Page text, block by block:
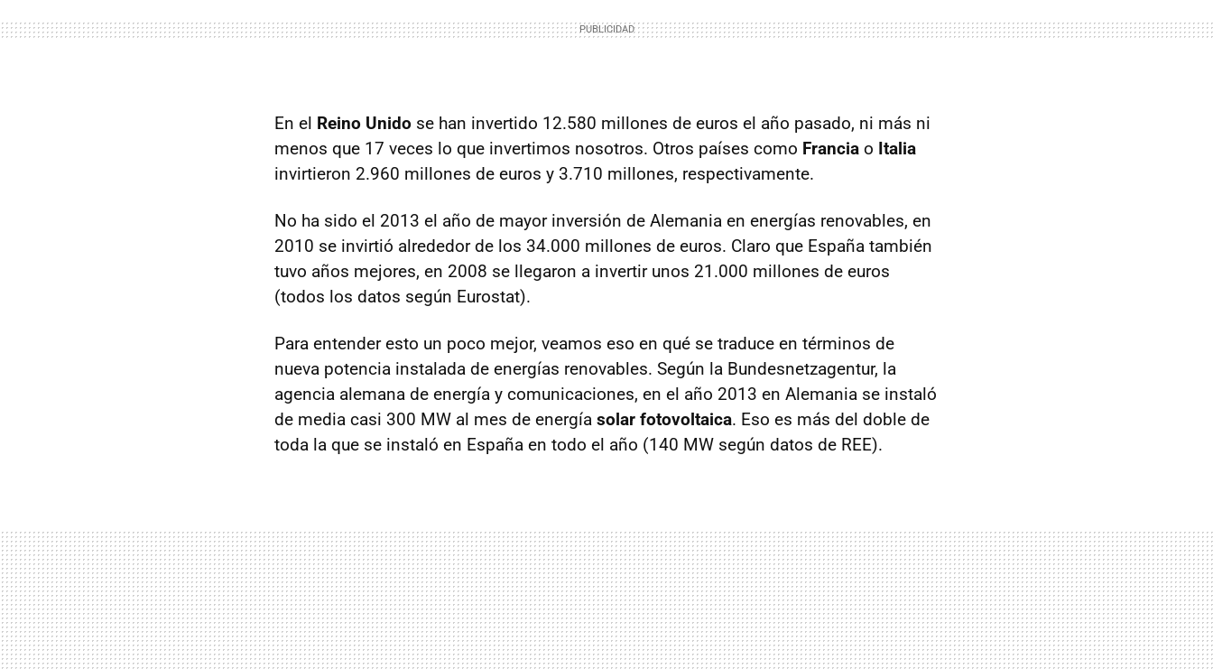
En el Reino Unido se han invertido 12.580 millones de euros el año pasado, ni más ni
menos que 17 veces lo que invertimos nosotros. Otros países como Francia o Italia
invirtieron 2.960 millones de euros y 3.710 millones, respectivamente.
No ha sido el 2013 el año de mayor inversión de Alemania en energías renovables, en
2010 se invirtió alrededor de los 34.000 millones de euros. Claro que España también
tuvo años mejores, en 2008 se llegaron a invertir unos 21.000 millones de euros
(todos los datos según Eurostat).
Para entender esto un poco mejor, veamos eso en qué se traduce en términos de
nueva potencia instalada de energías renovables. Según la Bundesnetzagentur, la
agencia alemana de energía y comunicaciones, en el año 2013 en Alemania se instaló
de media casi 300 MW al mes de energía solar fotovoltaica. Eso es más del doble de
toda la que se instaló en España en todo el año (140 MW según datos de REE).